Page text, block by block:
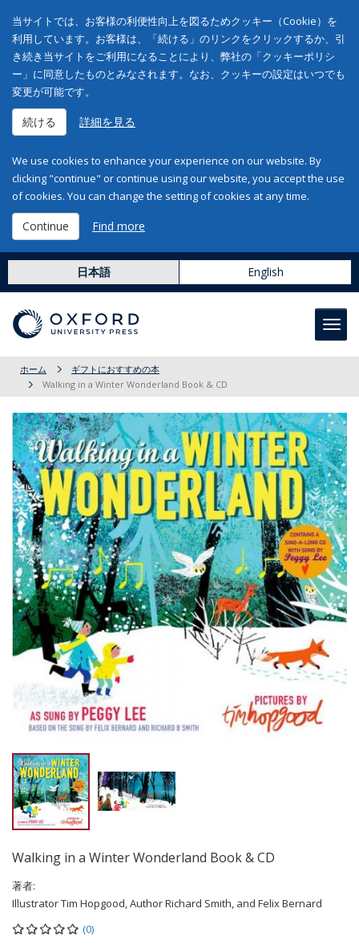
当サイトでは、お客様の利便性向上を図るためクッキー（Cookie）を
利用しています。お客様は、「続ける」のリンクをクリックするか、引
き続き当サイトをご利用になることにより、弊社の「クッキーポリシ
ー」に同意したものとみなされます。なお、クッキーの設定はいつでも
変更が可能です。
続ける 詳細を見る
We use cookies to enhance your experience on our website. By
clicking "continue" or continue using our website, you accept the use
of cookies. You can change the setting of cookies at any time.
Continue Find more
日本語 English
ホーム
ギフトにおすすめの本
Walking in a Winter Wonderland Book & CD
Walking in a Winter Wonderland Book & CD
著者:
Illustrator Tim Hopgood, Author Richard Smith, and Felix Bernard
(0)